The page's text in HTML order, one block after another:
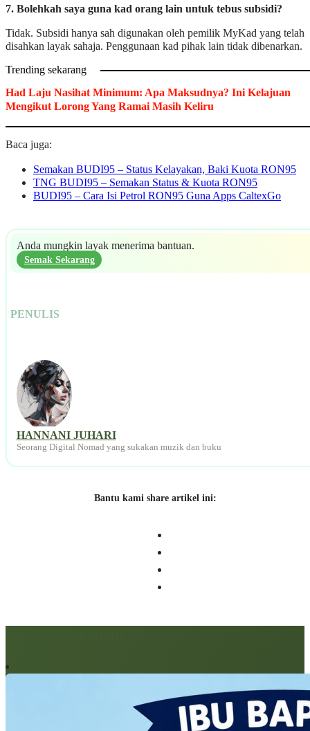
7. Bolehkah saya guna kad orang lain untuk tebus subsidi?
Tidak. Subsidi hanya sah digunakan oleh pemilik MyKad yang telah
disahkan layak sahaja. Penggunaan kad pihak lain tidak dibenarkan.
Trending sekarang
Had Laju Nasihat Minimum: Apa Maksudnya? Ini Kelajuan
Mengikut Lorong Yang Ramai Masih Keliru
Baca juga:
Semakan BUDI95 – Status Kelayakan, Baki Kuota RON95
TNG BUDI95 – Semakan Status & Kuota RON95
BUDI95 – Cara Isi Petrol RON95 Guna Apps CaltexGo
Anda mungkin layak menerima bantuan.
Semak Sekarang
PENULIS
HANNANI JUHARI
Seorang Digital Nomad yang sukakan muzik dan buku
Bantu kami share artikel ini: